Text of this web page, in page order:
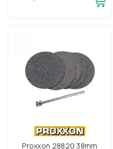
Proxxon 28820 38mm